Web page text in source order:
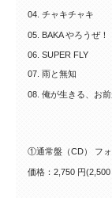
04. チャキチャキ
05. BAKA やろうぜ！
06. SUPER FLY
07. 雨と無知
08. 俺が生きる、お
①通常盤（CD） フ
価格：2,750 円(2,500